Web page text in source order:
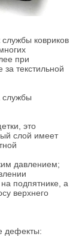
службы ковриков
при
за текстильной
службы
это
слой имеет
давлением;
подпятнике, а
верхнего
дефекты: